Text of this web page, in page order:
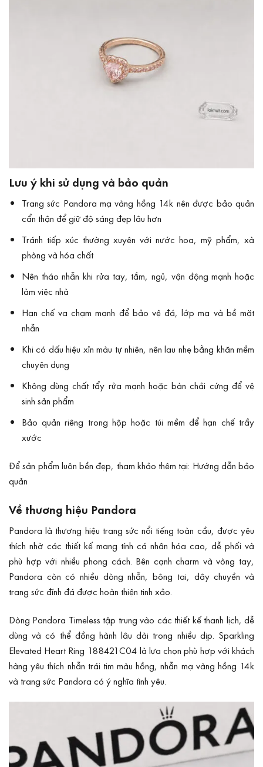
Lưu ý khi sử dụng và bảo quản
Trang sức Pandora mạ vàng hồng 14k nên được bảo quản
cẩn thận để giữ độ sáng đẹp lâu hơn
Tránh tiếp xúc thường xuyên với nước hoa, mỹ phẩm, xà
phòng và hóa chất
Nên tháo nhẫn khi rửa tay, tắm, ngủ, vận động mạnh hoặc
làm việc nhà
Hạn chế va chạm mạnh để bảo vệ đá, lớp mạ và bề mặt
nhẫn
Khi có dấu hiệu xỉn màu tự nhiên, nên lau nhẹ bằng khăn mềm
chuyên dụng
Không dùng chất tẩy rửa mạnh hoặc bàn chải cứng để vệ
sinh sản phẩm
Bảo quản riêng trong hộp hoặc túi mềm để hạn chế trầy
xước
Để sản phẩm luôn bền đẹp, tham khảo thêm tại: Hướng dẫn bảo
quản
Về thương hiệu Pandora
Pandora là thương hiệu trang sức nổi tiếng toàn cầu, được yêu
thích nhờ các thiết kế mang tính cá nhân hóa cao, dễ phối và
phù hợp với nhiều phong cách. Bên cạnh charm và vòng tay,
Pandora còn có nhiều dòng nhẫn, bông tai, dây chuyền và
trang sức đính đá được hoàn thiện tinh xảo.
Dòng Pandora Timeless tập trung vào các thiết kế thanh lịch, dễ
dùng và có thể đồng hành lâu dài trong nhiều dịp. Sparkling
Elevated Heart Ring 188421C04 là lựa chọn phù hợp với khách
hàng yêu thích nhẫn trái tim màu hồng, nhẫn mạ vàng hồng 14k
và trang sức Pandora có ý nghĩa tình yêu.